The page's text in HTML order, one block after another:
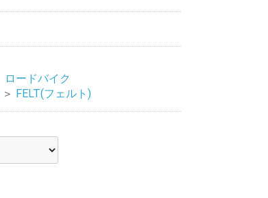
ロードバイク
＞ FELT(フェルト)